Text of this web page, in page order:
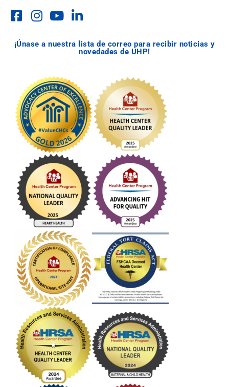
¡Únase a nuestra lista de correo para recibir noticias y
novedades de UHP!